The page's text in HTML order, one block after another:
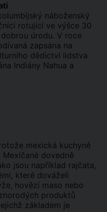
náboženský
rotující ve výšce 30
úrodu. V roce
zapsána na
dědictví lidstva
Indiány Nahua a
mexická kuchyně
dovedně
jsou například rajčata,
které dováželi
hovězí maso nebo
produktů
základem je